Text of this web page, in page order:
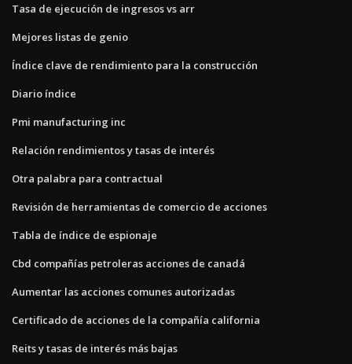
Tasa de ejecución de ingresos vs arr
Mejores listas de genio
Índice clave de rendimiento para la construcción
Diario índice
Pmi manufacturing inc
Relación rendimientos y tasas de interés
Otra palabra para contractual
Revisión de herramientas de comercio de acciones
Tabla de índice de espionaje
Cbd compañías petroleras acciones de canadá
Aumentar las acciones comunes autorizadas
Certificado de acciones de la compañía california
Reits y tasas de interés más bajas